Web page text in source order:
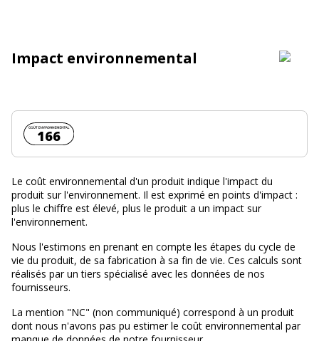
Impact environnemental
Coût environnemental :
166
Le coût environnemental d'un produit indique l'impact du
produit sur l'environnement. Il est exprimé en points d'impact :
plus le chiffre est élevé, plus le produit a un impact sur
l'environnement.
Nous l'estimons en prenant en compte les étapes du cycle de
vie du produit, de sa fabrication à sa fin de vie. Ces calculs sont
réalisés par un tiers spécialisé avec les données de nos
fournisseurs.
La mention "NC" (non communiqué) correspond à un produit
dont nous n'avons pas pu estimer le coût environnemental par